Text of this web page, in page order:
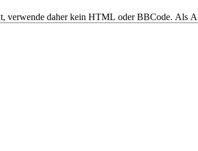
verwende daher kein HTML oder BBCode. Als